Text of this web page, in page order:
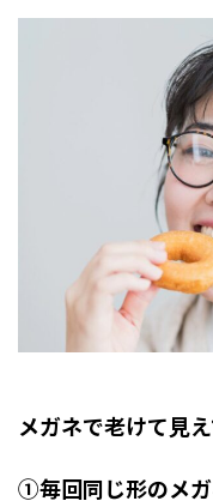
メガネで老けて見
①毎回同じ形のメガ